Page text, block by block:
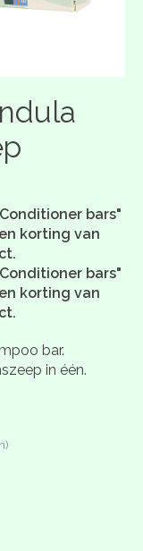
bars"
korting van
bars"
korting van
bar.
in één.